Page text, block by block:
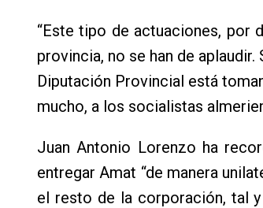
“Este tipo de actuaciones, por
provincia, no se han de
Diputación Provincial está
mucho, a los socialistas
Juan Antonio Lorenzo ha
entregar Amat “de manera
el resto de la corporación, tal